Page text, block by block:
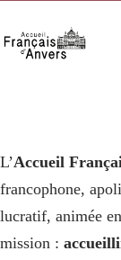
contenu
L’Accueil
francophone,
lucratif, animée
mission :